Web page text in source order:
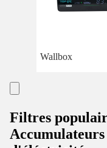
Wallbox
Filtres